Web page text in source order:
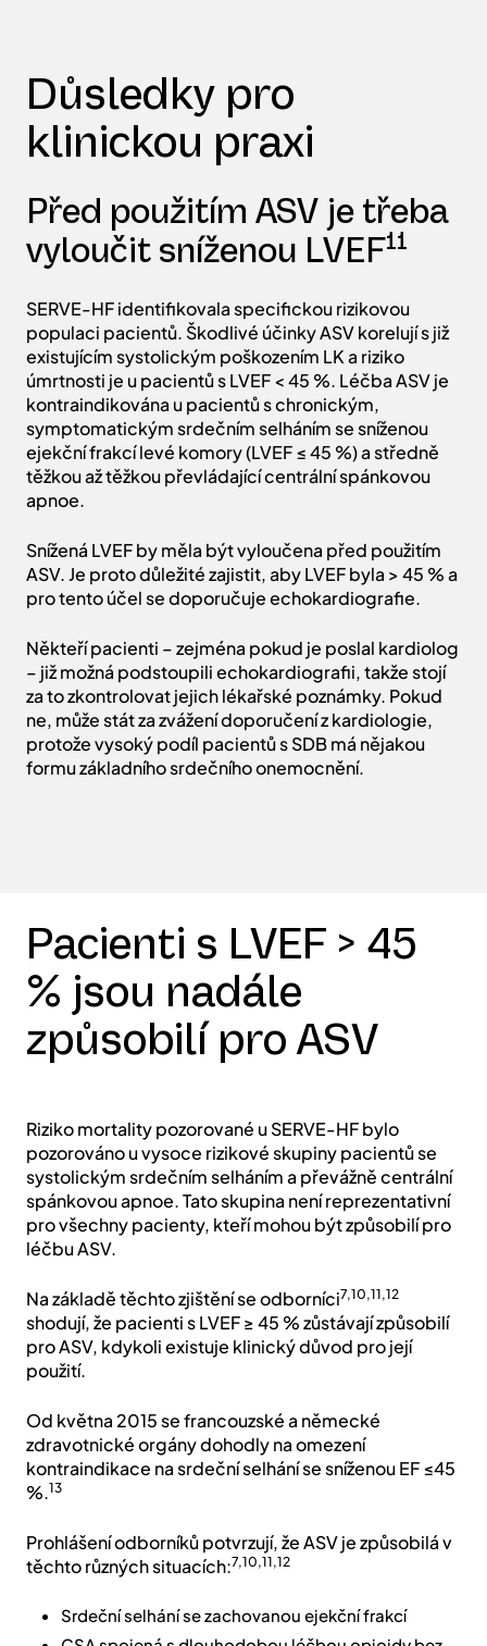
Důsledky pro
klinickou praxi
Před použitím ASV je třeba
vyloučit sníženou LVEF11
SERVE-HF identifikovala specifickou rizikovou
populaci pacientů. Škodlivé účinky ASV korelují s již
existujícím systolickým poškozením LK a riziko
úmrtnosti je u pacientů s LVEF < 45 %. Léčba ASV je
symptomatickým srdečním selháním se sníženou
ejekční frakcí levé komory (LVEF ≤ 45 %) a středně
těžkou až těžkou převládající centrální spánkovou
Snížená LVEF by měla být vyloučena před použitím
ASV. Je proto důležité zajistit, aby LVEF byla > 45 % a
pro tento účel se doporučuje echokardiografie.
Někteří pacienti – zejména pokud je poslal kardiolog
Pacienti s LVEF > 45
% jsou nadále
způsobilí pro ASV
Riziko mortality pozorované u SERVE-HF bylo
systolickým srdečním selháním a převážně centrální
spánkovou apnoe. Tato skupina není reprezentativní
pro všechny pacienty, kteří mohou být způsobilí pro
léčbu ASV.
Na základě těchto zjištění se odborníci7,10,11,12
shodují, že pacienti s LVEF ≥ 45 % zůstávají způsobilí
pro ASV, kdykoli existuje klinický důvod pro její
použití.
Od května 2015 se francouzské a německé
zdravotnické orgány dohodly na omezení
%.